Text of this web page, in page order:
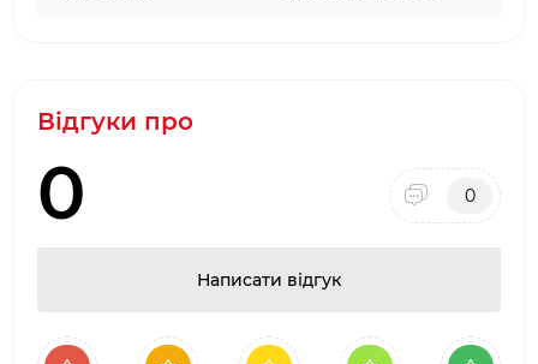
Відгуки про
0 0
Написати відгук